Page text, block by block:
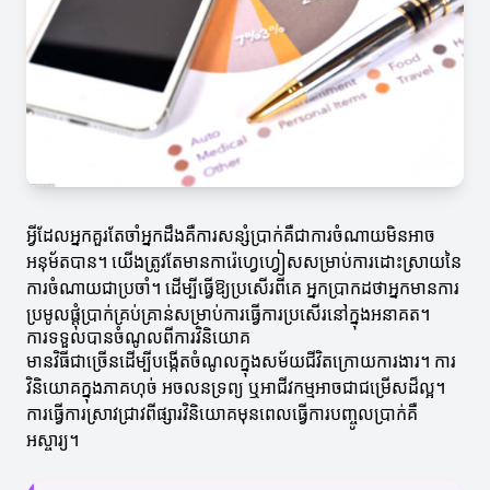
អ្វីដែលអ្នកគួរតែចាំអ្នកដឹងគឺការសន្សំប្រាក់គឺជាការចំណាយមិនអាច
អនុម័តបាន។ យើងត្រូវតែមានការ៉េហ្វេហ្វៀសសម្រាប់ការដោះស្រាយនៃ
ការចំណាយជាប្រចាំ។ ដើម្បីធ្វើឱ្យប្រសើរពីគេ អ្នកប្រាកដថាអ្នកមានការ
ប្រមូលផ្តុំប្រាក់គ្រប់គ្រាន់សម្រាប់ការធ្វើការប្រសើរនៅក្នុងអនាគត។
ការទទួលបានចំណូលពីការវិនិយោគ
មានវិធីជាច្រើនដើម្បីបង្កើតចំណូលក្នុងសម័យជីវិតក្រោយការងារ។ ការ
វិនិយោគក្នុងភាគហុច់ អចលនទ្រព្យ ឬអាជីវកម្មអាចជាជម្រើសដ៏ល្អ។
ការធ្វើការស្រាវជ្រាវពីផ្សារវិនិយោគមុនពេលធ្វើការបញ្ចូលប្រាក់គឺ
អស្ចារ្យ។